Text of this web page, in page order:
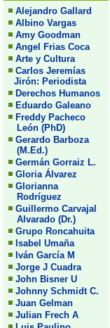
Alejandro Gallard
Albino Vargas
Amy Goodman
Angel Frias Coca
Arte y Cultura
Carlos Jeremías
Jirón: Periodista
Derechos Humanos
Eduardo Galeano
Freddy Pacheco
León (PhD)
Gerardo Barboza
(M.Ed.)
Germán Gorraiz L.
Gloria Álvarez
Glorianna
Rodríguez
Guillermo Carvajal
Alvarado (Dr.)
Grupo Roncahuita
Isabel Umaña
Iván García M
Jorge J Cuadra
John Bisner U
Johnny Schmidt C.
Juan Gelman
Julian Frech A